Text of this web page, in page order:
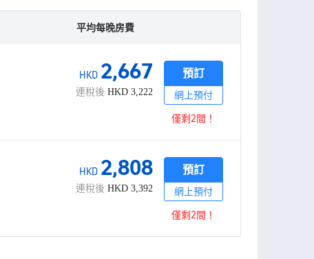
平均每晚房費
HKD 2,667
連稅後 HKD 3,222
預訂
網上預付
僅剩2間！
HKD 2,808
連稅後 HKD 3,392
預訂
網上預付
僅剩2間！